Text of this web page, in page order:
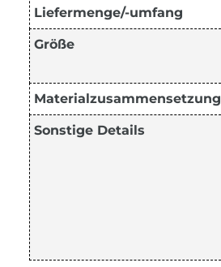
Liefermenge/-umfang
Größe
Materialzusammensetzung
Sonstige Details